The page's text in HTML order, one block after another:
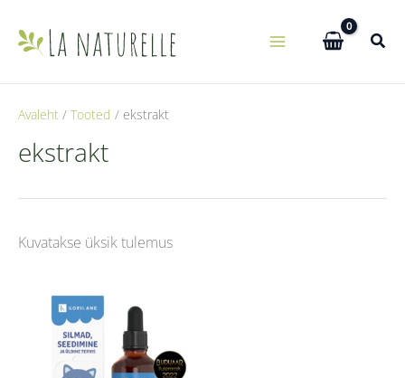
Avaleht Tooted ekstrakt
ekstrakt
Kuvatakse üksik tulemus